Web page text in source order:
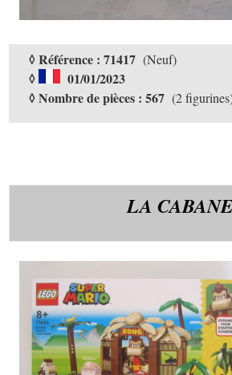
◊ Référence : 71417 (Neuf)
◊
01/01/2023
◊ Nombre de pièces : 567 (2
LA